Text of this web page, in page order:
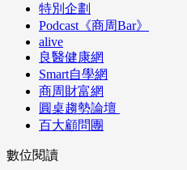
特別企劃
Podcast《商周Bar》
alive
良醫健康網
Smart自學網
商周財富網
圓桌趨勢論壇
百大顧問團
數位閱讀